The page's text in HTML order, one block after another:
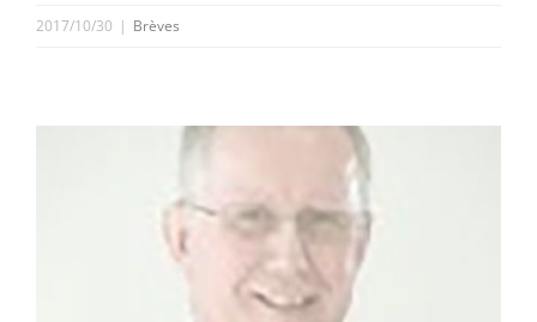
2017/10/30 | Brèves